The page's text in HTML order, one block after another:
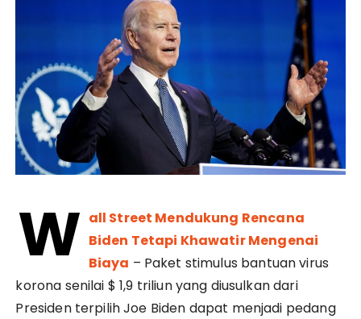
W all Street Mendukung Rencana
Biden Tetapi Khawatir Mengenai
Biaya – Paket stimulus bantuan virus
korona senilai $ 1,9 triliun yang diusulkan dari
Presiden terpilih Joe Biden dapat menjadi pedang